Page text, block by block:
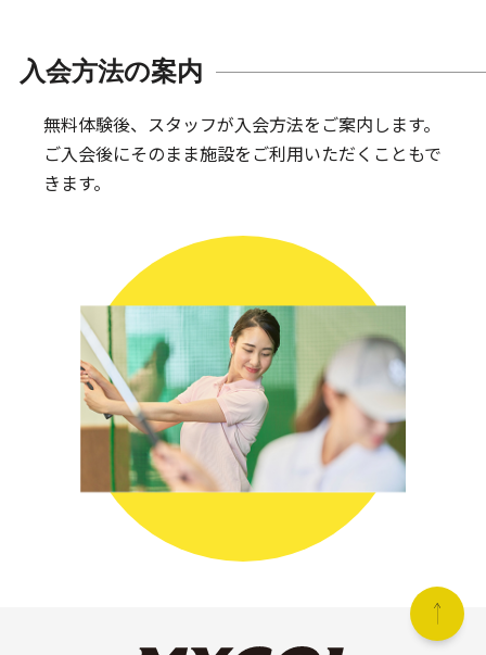
入会方法の案内
無料体験後、スタッフが入会方法をご案内します。
ご入会後にそのまま施設をご利用いただくこともで
きます。